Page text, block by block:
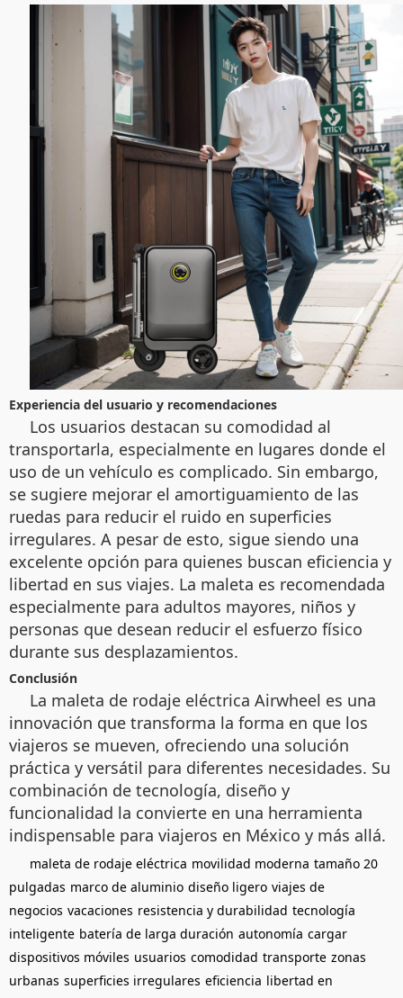
Experiencia del usuario y recomendaciones
Los usuarios destacan su comodidad al
transportarla, especialmente en lugares donde el
uso de un vehículo es complicado. Sin embargo,
se sugiere mejorar el amortiguamiento de las
ruedas para reducir el ruido en superficies
irregulares. A pesar de esto, sigue siendo una
excelente opción para quienes buscan eficiencia y
libertad en sus viajes. La maleta es recomendada
especialmente para adultos mayores, niños y
personas que desean reducir el esfuerzo físico
durante sus desplazamientos.
Conclusión
La maleta de rodaje eléctrica Airwheel es una
innovación que transforma la forma en que los
viajeros se mueven, ofreciendo una solución
práctica y versátil para diferentes necesidades. Su
combinación de tecnología, diseño y
funcionalidad la convierte en una herramienta
indispensable para viajeros en México y más allá.
maleta de rodaje eléctrica movilidad moderna tamaño 20
pulgadas marco de aluminio diseño ligero viajes de
negocios vacaciones resistencia y durabilidad tecnología
inteligente batería de larga duración autonomía cargar
dispositivos móviles usuarios comodidad transporte zonas
urbanas superficies irregulares eficiencia libertad en